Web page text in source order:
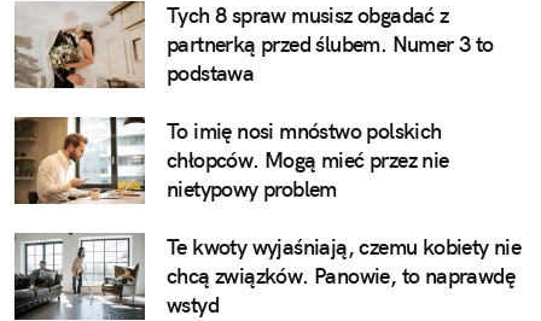
Tych 8 spraw musisz obgadać z
partnerką przed ślubem. Numer 3 to
podstawa
To imię nosi mnóstwo polskich
chłopców. Mogą mieć przez nie
nietypowy problem
Te kwoty wyjaśniają, czemu kobiety nie
chcą związków. Panowie, to naprawdę
wstyd